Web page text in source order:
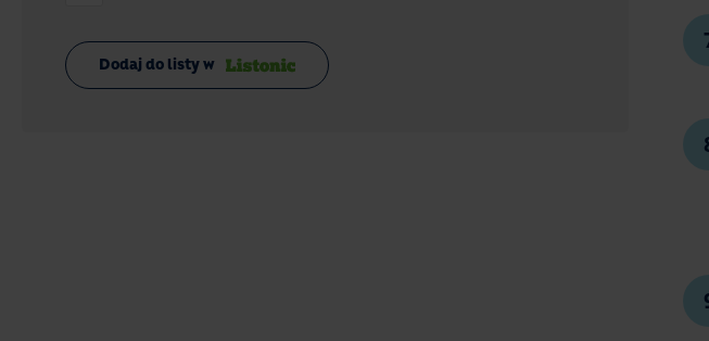
Dodaj do listy w